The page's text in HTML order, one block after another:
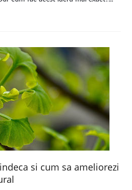
si cum sa ameliorezi